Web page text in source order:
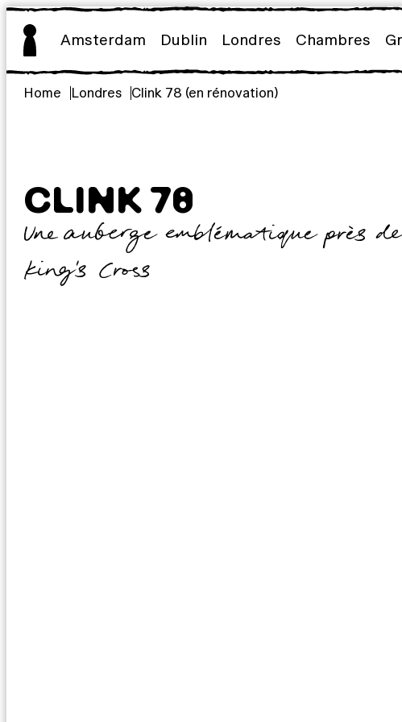
Aller
au
contenu
Amsterdam Dublin Londres Chambres
Home Londres Clink 78 (en rénovation)
CLINK 78
Une auberge emblématique près de
King’s Cross